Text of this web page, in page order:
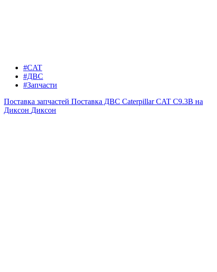
#CAT
#ДВС
#Запчасти
Поставка запчастей Поставка ДВС Caterpillar CAT C9.3B на
Диксон Диксон